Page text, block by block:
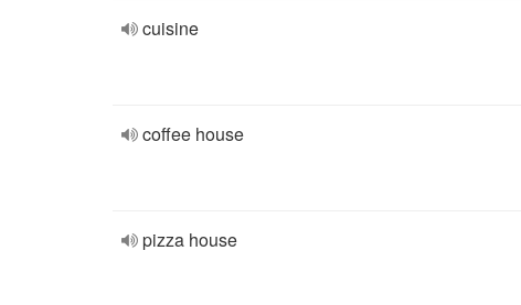
cuisine
coffee house
pizza house